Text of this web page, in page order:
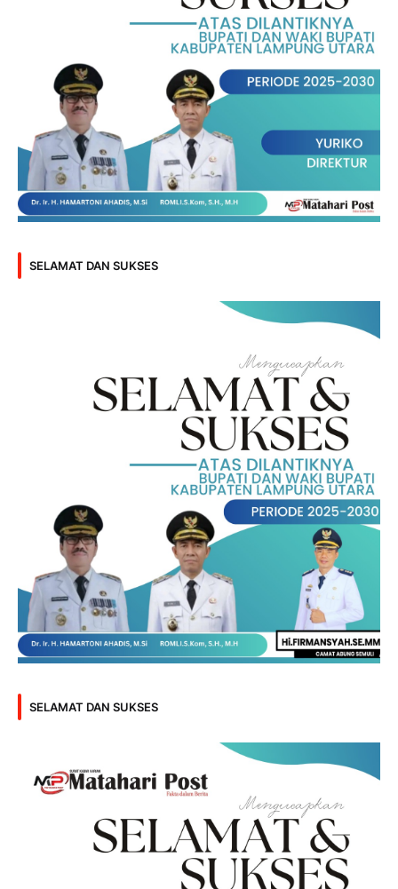
SELAMAT DAN SUKSES
SELAMAT DAN SUKSES